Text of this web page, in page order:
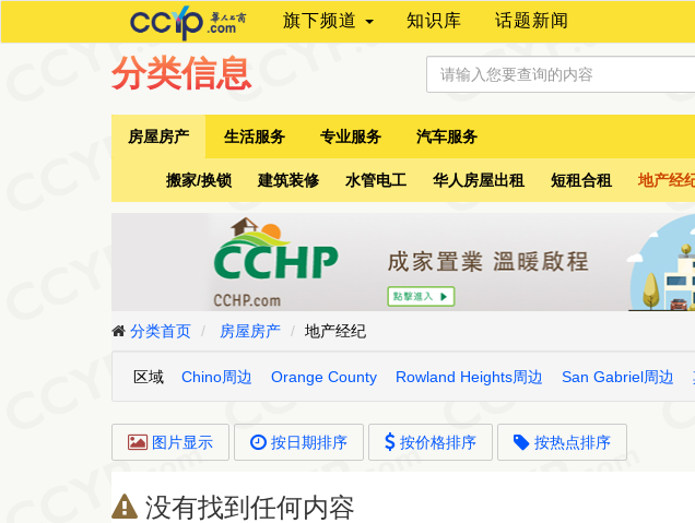
旗下频道 知识库 话题新闻
分类信息
房屋房产 生活服务 专业服务 汽车服务
搬家/换锁 建筑装修 水管电工 华人房屋出租 短租合租 地产经
分类首页 房屋房产 地产经纪
区域 Chino周边 Orange County Rowland Heights周边 San Gabriel周边
图片显示 按日期排序 按价格排序 按热点排序
没有找到任何内容